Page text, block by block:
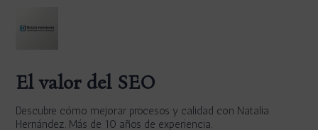
El valor del SEO
Descubre cómo mejorar procesos y calidad con Natalia
Hernández. Más de 10 años de experiencia.